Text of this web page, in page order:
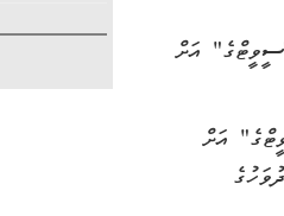
އަށް
އަށް
08 އެޕްރީލް 2026 ވާ ބުދަ ދުވަހުގެ